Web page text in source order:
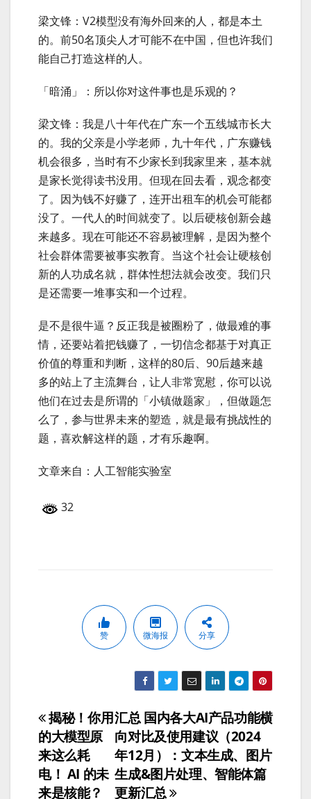
梁文锋：V2模型没有海外回来的人，都是本土
的。前50名顶尖人才可能不在中国，但也许我们
能自己打造这样的人。
「暗涌」：所以你对这件事也是乐观的？
梁文锋：我是八十年代在广东一个五线城市长大
的。我的父亲是小学老师，九十年代，广东赚钱
机会很多，当时有不少家长到我家里来，基本就
是家长觉得读书没用。但现在回去看，观念都变
了。因为钱不好赚了，连开出租车的机会可能都
没了。一代人的时间就变了。以后硬核创新会越
来越多。现在可能还不容易被理解，是因为整个
社会群体需要被事实教育。当这个社会让硬核创
新的人功成名就，群体性想法就会改变。我们只
是还需要一堆事实和一个过程。
是不是很牛逼？反正我是被圈粉了，做最难的事
情，还要站着把钱赚了，一切信念都基于对真正
价值的尊重和判断，这样的80后、90后越来越
多的站上了主流舞台，让人非常宽慰，你可以说
他们在过去是所谓的「小镇做题家」，但做题怎
么了，参与世界未来的塑造，就是最有挑战性的
题，喜欢解这样的题，才有乐趣啊。
文章来自：人工智能实验室
32
赞 微海报 分享
文
章
导
汇总 国内各大AI产品功能横
向对比及使用建议（2024
年12月）：文本生成、图片
生成&图片处理、智能体篇
更新汇总
揭秘！你用
的大模型原
来这么耗
电！ AI 的未
来是核能？